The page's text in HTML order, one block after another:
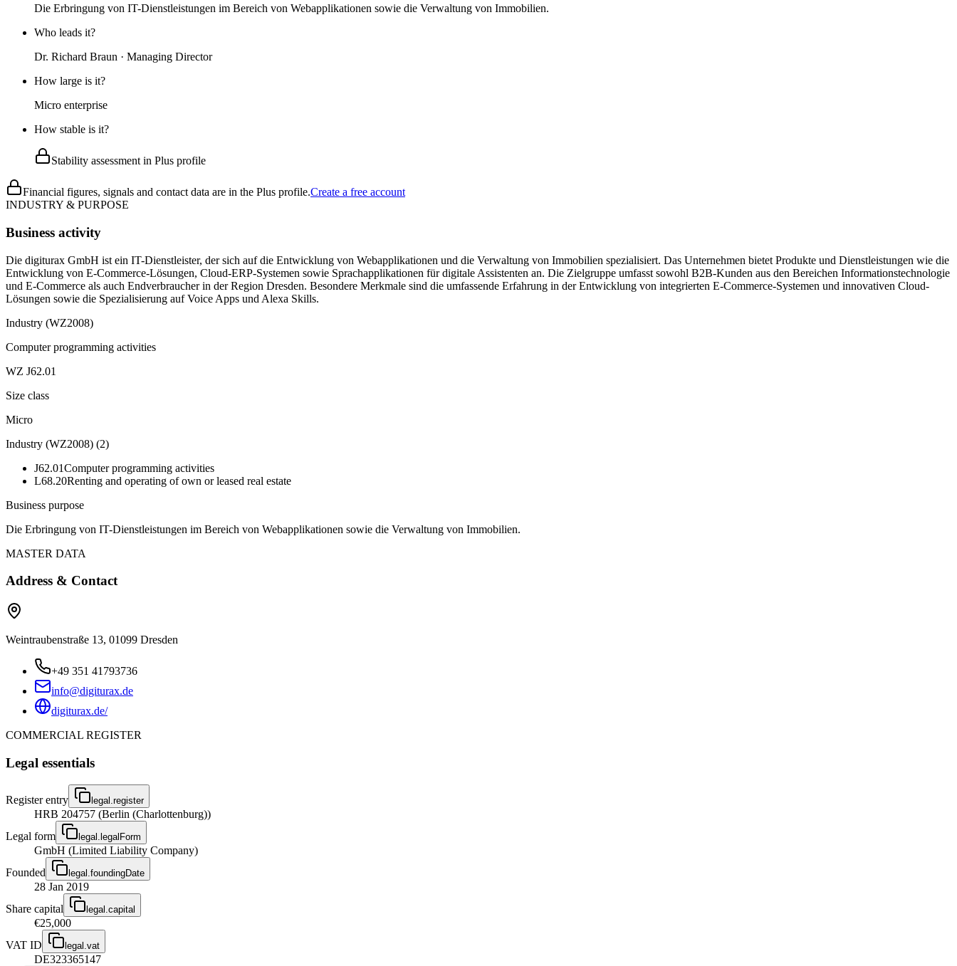
Die Erbringung von IT-Dienstleistungen im Bereich von Webapplikationen sowie die Verwaltung von Immobilien.
Who leads it?
Dr. Richard Braun · Managing Director
How large is it?
Micro enterprise
How stable is it?
Stability assessment in Plus profile
Financial figures, signals and contact data are in the Plus profile.Create a free account
INDUSTRY & PURPOSE
Business activity
Die digiturax GmbH ist ein IT-Dienstleister, der sich auf die Entwicklung von Webapplikationen und die Verwaltung von Immobilien spezialisiert. Das Unternehmen bietet Produkte und Dienstleistungen wie die
Entwicklung von E-Commerce-Lösungen, Cloud-ERP-Systemen sowie Sprachapplikationen für digitale Assistenten an. Die Zielgruppe umfasst sowohl B2B-Kunden aus den Bereichen Informationstechnologie
und E-Commerce als auch Endverbraucher in der Region Dresden. Besondere Merkmale sind die umfassende Erfahrung in der Entwicklung von integrierten E-Commerce-Systemen und innovativen Cloud-
Lösungen sowie die Spezialisierung auf Voice Apps und Alexa Skills.
Industry (WZ2008)
Computer programming activities
WZ J62.01
Size class
Micro
Industry (WZ2008) (2)
J62.01Computer programming activities
L68.20Renting and operating of own or leased real estate
Business purpose
Die Erbringung von IT-Dienstleistungen im Bereich von Webapplikationen sowie die Verwaltung von Immobilien.
MASTER DATA
Address & Contact
Weintraubenstraße 13, 01099 Dresden
+49 351 41793736
info@digiturax.de
digiturax.de/
COMMERCIAL REGISTER
Legal essentials
Register entry legal.register
HRB 204757 (Berlin (Charlottenburg))
Legal form
legal.legalForm
GmbH (Limited Liability Company)
Founded
legal.foundingDate
28 Jan 2019
Share capital
legal.capital
€25,000
VAT ID
legal.vat
DE323365147